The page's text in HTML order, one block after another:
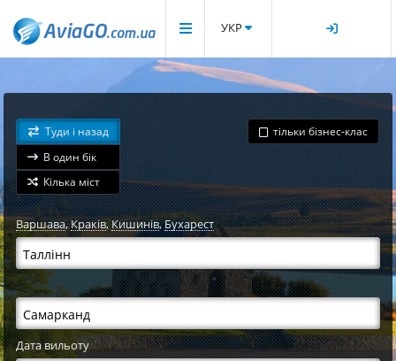
УКР
Туди і назад
В один бік
Кілька міст
тільки бізнес-клас
Варшава,Краків,Кишинів,Бухарест
Дата вильоту